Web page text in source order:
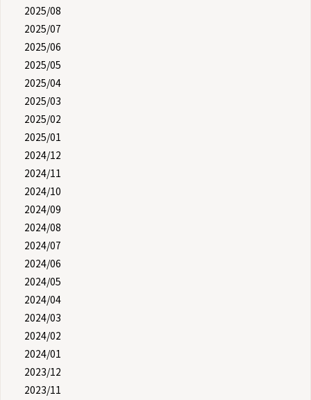
2025/08
2025/07
2025/06
2025/05
2025/04
2025/03
2025/02
2025/01
2024/12
2024/11
2024/10
2024/09
2024/08
2024/07
2024/06
2024/05
2024/04
2024/03
2024/02
2024/01
2023/12
2023/11